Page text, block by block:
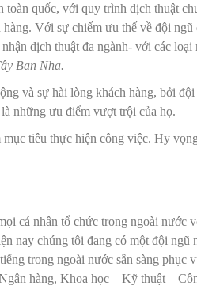
quốc, với quy trình dịch thuật
Với sự chiếm ưu thế về đội
dịch thuật đa ngành- với các
Ban Nha.
và sự hài lòng khách hàng, bởi
những ưu điểm vượt trội của họ.
tiêu thực hiện công việc. Hy
cá nhân tổ chức trong ngoài nước
nay chúng tôi đang có một đội
trong ngoài nước sẵn sàng phục
hàng, Khoa học – Kỹ thuật –